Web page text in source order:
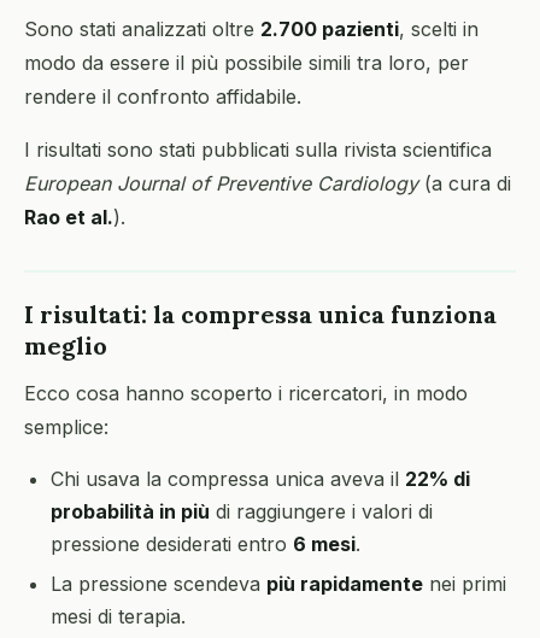
Sono stati analizzati oltre 2.700 pazienti, scelti in
modo da essere il più possibile simili tra loro, per
rendere il confronto affidabile.
I risultati sono stati pubblicati sulla rivista scientifica
European Journal of Preventive Cardiology(a cura di
Rao et al.).
I risultati: la compressa unica funziona
meglio
Ecco cosa hanno scoperto i ricercatori, in modo
semplice:
Chi usava la compressa unica aveva il 22% di
probabilità in più di raggiungere i valori di
pressione desiderati entro 6 mesi.
La pressione scendeva più rapidamente nei primi
mesi di terapia.